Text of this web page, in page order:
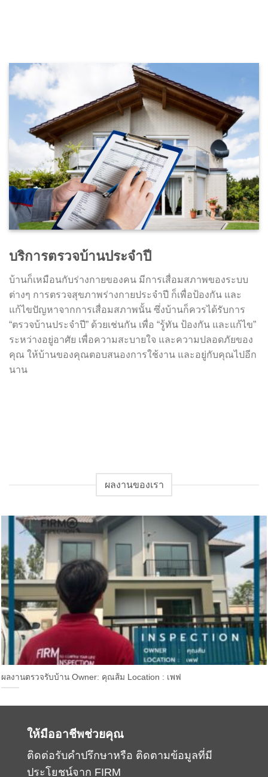
บริการตรวจบ้านประจำปี
บ้านก็เหมือนกับร่างกายของคน มีการเสื่อมสภาพของระบบ
ต่างๆ การตรวจสุขภาพร่างกายประจำปี ก็เพื่อป้องกัน และ
แก้ไขปัญหาจากการเสื่อมสภาพนั้น ซึ่งบ้านก็ควรได้รับการ
“ตรวจบ้านประจำปี” ด้วยเช่นกัน เพื่อ “รู้ทัน ป้องกัน และแก้ไข”
ระหว่างอยู่อาศัย เพื่อความสะบายใจ และความปลอดภัยของ
คุณ ให้บ้านของคุณตอบสนองการใช้งาน และอยู่กับคุณไปอีก
นาน
ผลงานของเรา
ผลงานตรวจรับบ้าน Owner: คุณส้ม Location : เพฟ
ให้มืออาชีพช่วยคุณ
ติดต่อรับคำปรึกษาหรือ ติดตามข้อมูลที่มี
ประโยชน์จาก FIRM